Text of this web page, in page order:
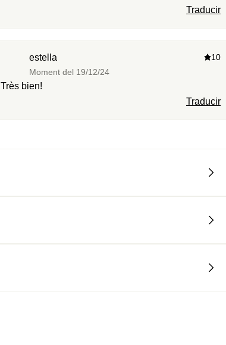
Traducir
estella
Moment del 19/12/24
10
Très bien!
Traducir